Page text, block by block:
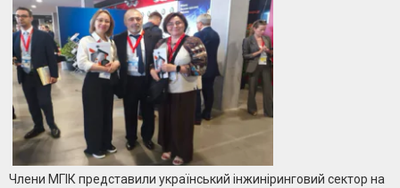
Члени МГІК представили український інжиніринговий сектор на